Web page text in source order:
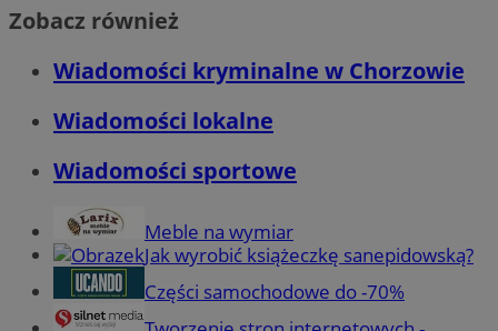
Zobacz również
Wiadomości kryminalne w Chorzowie
Wiadomości lokalne
Wiadomości sportowe
Meble na wymiar
Jak wyrobić książeczkę sanepidowską?
Części samochodowe do -70%